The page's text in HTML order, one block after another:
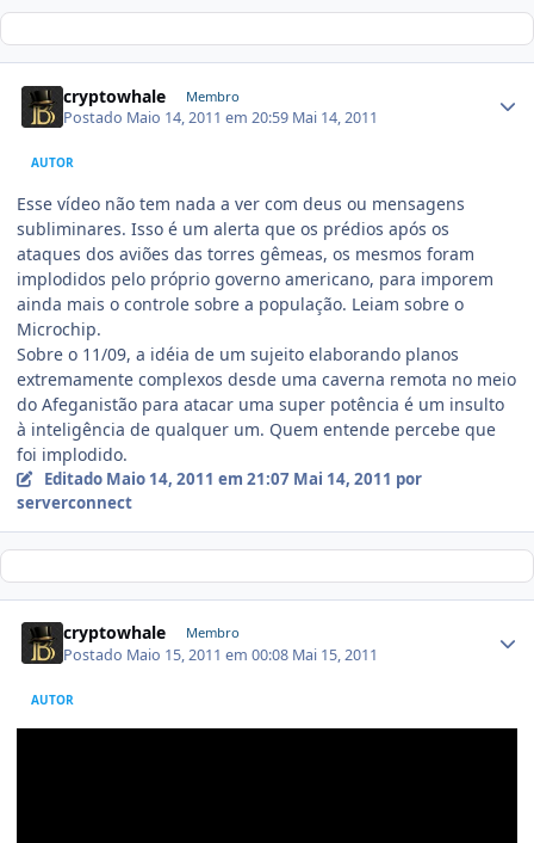
cryptowhale Membro
Postado Maio 14, 2011 em 20:59 Mai 14, 2011
AUTOR
Esse vídeo não tem nada a ver com deus ou mensagens
subliminares. Isso é um alerta que os prédios após os
ataques dos aviões das torres gêmeas, os mesmos foram
implodidos pelo próprio governo americano, para imporem
ainda mais o controle sobre a população. Leiam sobre o
Microchip.
Sobre o 11/09, a idéia de um sujeito elaborando planos
extremamente complexos desde uma caverna remota no meio
do Afeganistão para atacar uma super potência é um insulto
à inteligência de qualquer um. Quem entende percebe que
foi implodido.
Editado Maio 14, 2011 em 21:07 Mai 14, 2011 por
serverconnect
cryptowhale Membro
Postado Maio 15, 2011 em 00:08 Mai 15, 2011
AUTOR